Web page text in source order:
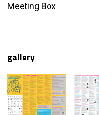
Meeting Box
gallery